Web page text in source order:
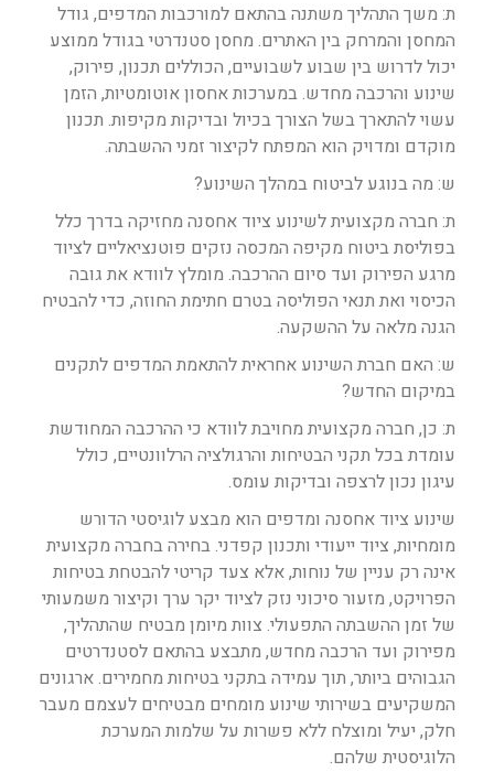
ת: משך התהליך משתנה בהתאם למורכבות המדפים, גודל
המחסן והמרחק בין האתרים. מחסן סטנדרטי בגודל ממוצע
יכול לדרוש בין שבוע לשבועיים, הכוללים תכנון, פירוק,
שינוע והרכבה מחדש. במערכות אחסון אוטומטיות, הזמן
עשוי להתארך בשל הצורך בכיול ובדיקות מקיפות. תכנון
מוקדם ומדויק הוא המפתח לקיצור זמני ההשבתה.
ש: מה בנוגע לביטוח במהלך השינוע?
ת: חברה מקצועית לשינוע ציוד אחסנה מחזיקה בדרך כלל
בפוליסת ביטוח מקיפה המכסה נזקים פוטנציאליים לציוד
מרגע הפירוק ועד סיום ההרכבה. מומלץ לוודא את גובה
הכיסוי ואת תנאי הפוליסה בטרם חתימת החוזה, כדי להבטיח
הגנה מלאה על ההשקעה.
ש: האם חברת השינוע אחראית להתאמת המדפים לתקנים
במיקום החדש?
ת: כן, חברה מקצועית מחויבת לוודא כי ההרכבה המחודשת
עומדת בכל תקני הבטיחות והרגולציה הרלוונטיים, כולל
עיגון נכון לרצפה ובדיקות עומס.
שינוע ציוד אחסנה ומדפים הוא מבצע לוגיסטי הדורש
מומחיות, ציוד ייעודי ותכנון קפדני. בחירה בחברה מקצועית
אינה רק עניין של נוחות, אלא צעד קריטי להבטחת בטיחות
הפרויקט, מזעור סיכוני נזק לציוד יקר ערך וקיצור משמעותי
של זמן ההשבתה התפעולי. צוות מיומן מבטיח שהתהליך,
מפירוק ועד הרכבה מחדש, מתבצע בהתאם לסטנדרטים
הגבוהים ביותר, תוך עמידה בתקני בטיחות מחמירים. ארגונים
המשקיעים בשירותי שינוע מומחים מבטיחים לעצמם מעבר
חלק, יעיל ומוצלח ללא פשרות על שלמות המערכת
הלוגיסטית שלהם.